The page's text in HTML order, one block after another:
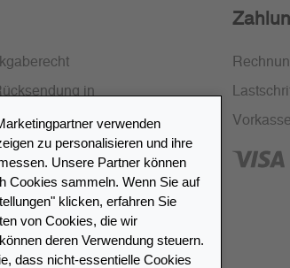
in
Vorkasse
verwenden
zu personalisieren und ihre
Unsere Partner können
Cookies sammeln. Wenn Sie auf
klicken, erfahren Sie
von Cookies, die wir
deren Verwendung steuern.
dass nicht-essentielle Cookies